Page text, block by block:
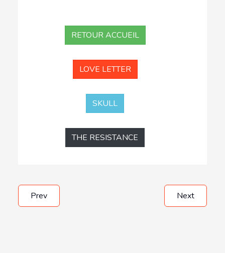
RETOUR ACCUEIL
LOVE LETTER
SKULL
THE RESISTANCE
Prev Next